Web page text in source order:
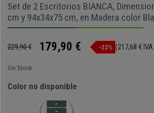
Set de 2 Escritorios BIANCA,
cm y 94x34x75 cm, en Madera color
229,90 € 179,90 € -22% (217,68 €
Sin Stock
Color no disponible